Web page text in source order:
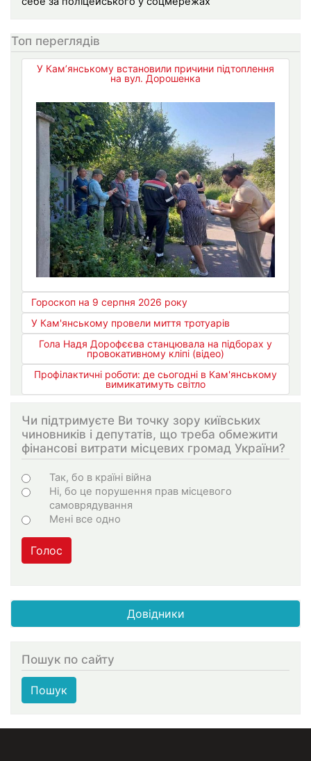
Топ переглядів
У Кам’янському встановили причини підтоплення
на вул. Дорошенка
Гороскоп на 9 серпня 2026 року
У Кам'янському провели миття тротуарів
Гола Надя Дорофєєва станцювала на підборах у
провокативному кліпі (відео)
Профілактичні роботи: де сьогодні в Кам'янському
вимикатимуть світло
Чи підтримуєте Ви точку зору київських
чиновників і депутатів, що треба обмежити
фінансові витрати місцевих громад України?
Варіанти
Так, бо в країні війна
Ні, бо це порушення прав місцевого
самоврядування
Мені все одно
Голос
Довідники
Пошук по сайту
Пошук